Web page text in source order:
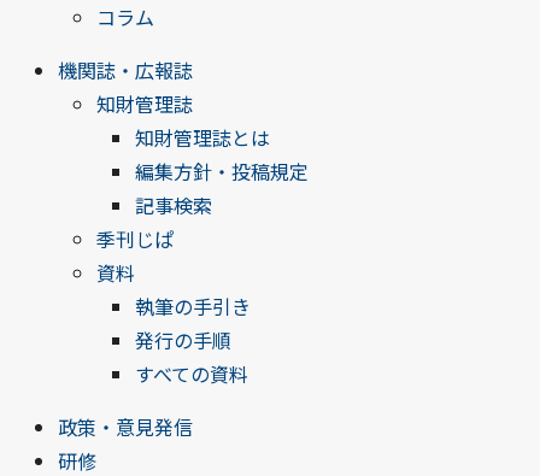
コラム
機関誌・広報誌
知財管理誌
知財管理誌とは
編集方針・投稿規定
記事検索
季刊じぱ
資料
執筆の手引き
発行の手順
すべての資料
政策・意見発信
研修